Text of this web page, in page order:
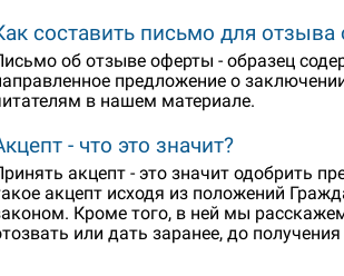
составить письмо для отзыва
об отзыве оферты - образец
предложение о
в нашем материале.
- что это значит?
акцепт - это значит одобрить
акцепт исходя из положений
Кроме того, в ней мы
или дать заранее, до